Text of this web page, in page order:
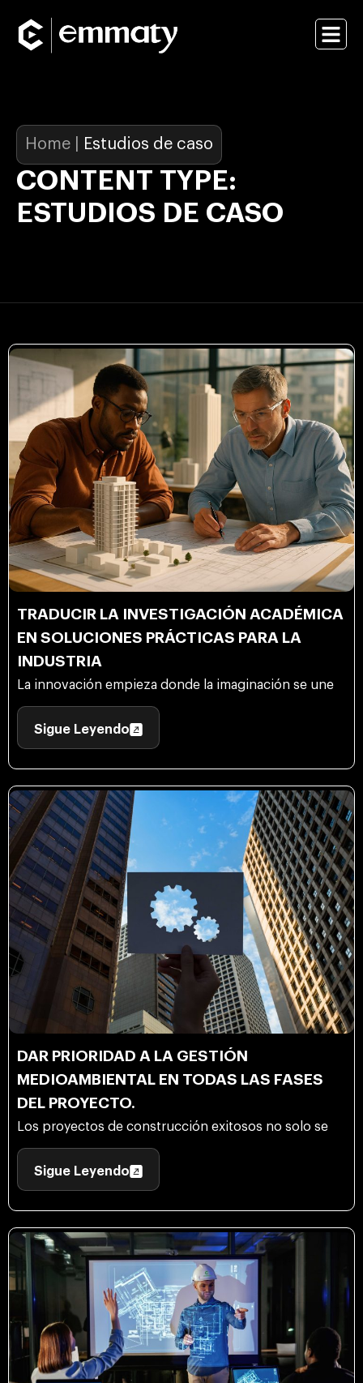
Home Estudios de caso
CONTENT TYPE:
ESTUDIOS DE CASO
TRADUCIR LA INVESTIGACIÓN ACADÉMICA
EN SOLUCIONES PRÁCTICAS PARA LA
INDUSTRIA
La innovación empieza donde la imaginación se une
Sigue Leyendo
DAR PRIORIDAD A LA GESTIÓN
MEDIOAMBIENTAL EN TODAS LAS FASES
DEL PROYECTO.
Los proyectos de construcción exitosos no solo se
Sigue Leyendo